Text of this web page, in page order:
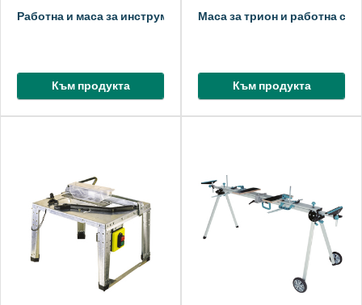
Работна и маса за инструменти MASTER cut 1500
Към продукта
Маса за трион и работна
Към продукта